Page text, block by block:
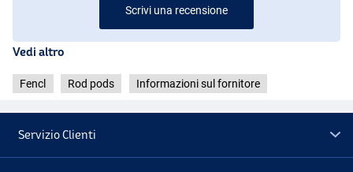
Scrivi una recensione
Vedi altro
Fencl Rod pods Informazioni sul fornitore
Servizio Clienti